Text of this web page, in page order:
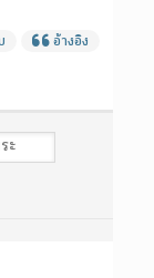
อ้างอิง